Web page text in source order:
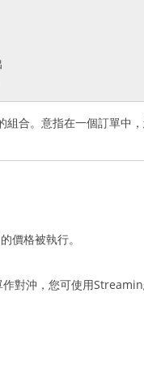
組合。意指在一個訂單
價格被執行。
對沖，您可使用